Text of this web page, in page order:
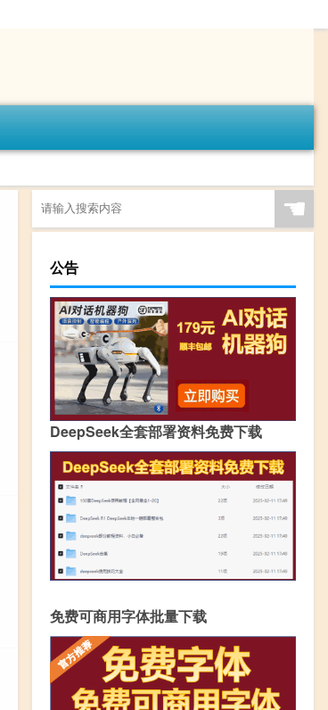
☚
公告
DeepSeek全套部署资料免费下载
免费可商用字体批量下载